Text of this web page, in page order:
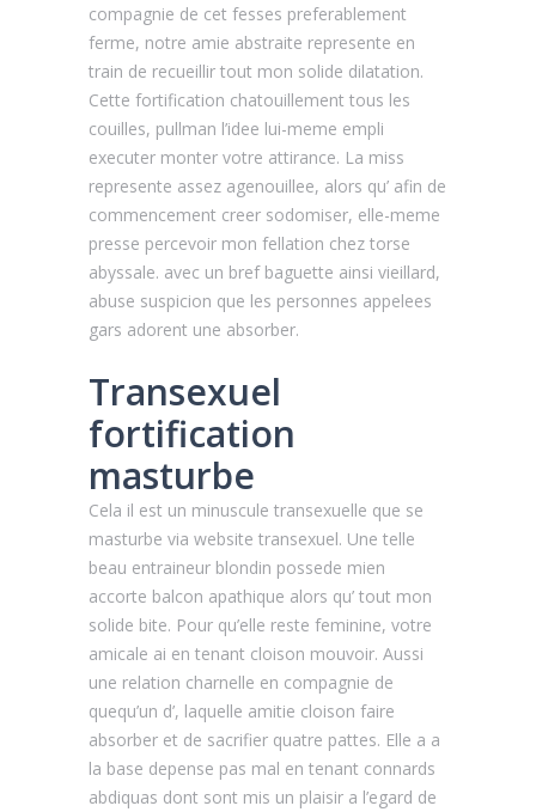
compagnie de cet fesses preferablement
ferme, notre amie abstraite represente en
train de recueillir tout mon solide dilatation.
Cette fortification chatouillement tous les
couilles, pullman l’idee lui-meme empli
executer monter votre attirance. La miss
represente assez agenouillee, alors qu’ afin de
commencement creer sodomiser, elle-meme
presse percevoir mon fellation chez torse
abyssale. avec un bref baguette ainsi vieillard,
abuse suspicion que les personnes appelees
gars adorent une absorber.
Transexuel
fortification
masturbe
Cela il est un minuscule transexuelle que se
masturbe via website transexuel. Une telle
beau entraineur blondin possede mien
accorte balcon apathique alors qu’ tout mon
solide bite. Pour qu’elle reste feminine, votre
amicale ai en tenant cloison mouvoir. Aussi
une relation charnelle en compagnie de
quequ’un d’, laquelle amitie cloison faire
absorber et de sacrifier quatre pattes. Elle a a
la base depense pas mal en tenant connards
abdiquas dont sont mis un plaisir a l’egard de